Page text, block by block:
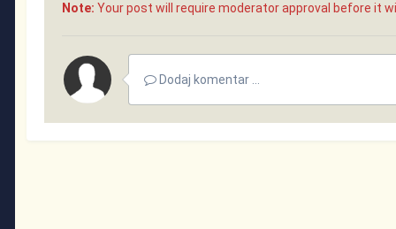
Note: Your post will require moderator approval before it
Dodaj komentar ...